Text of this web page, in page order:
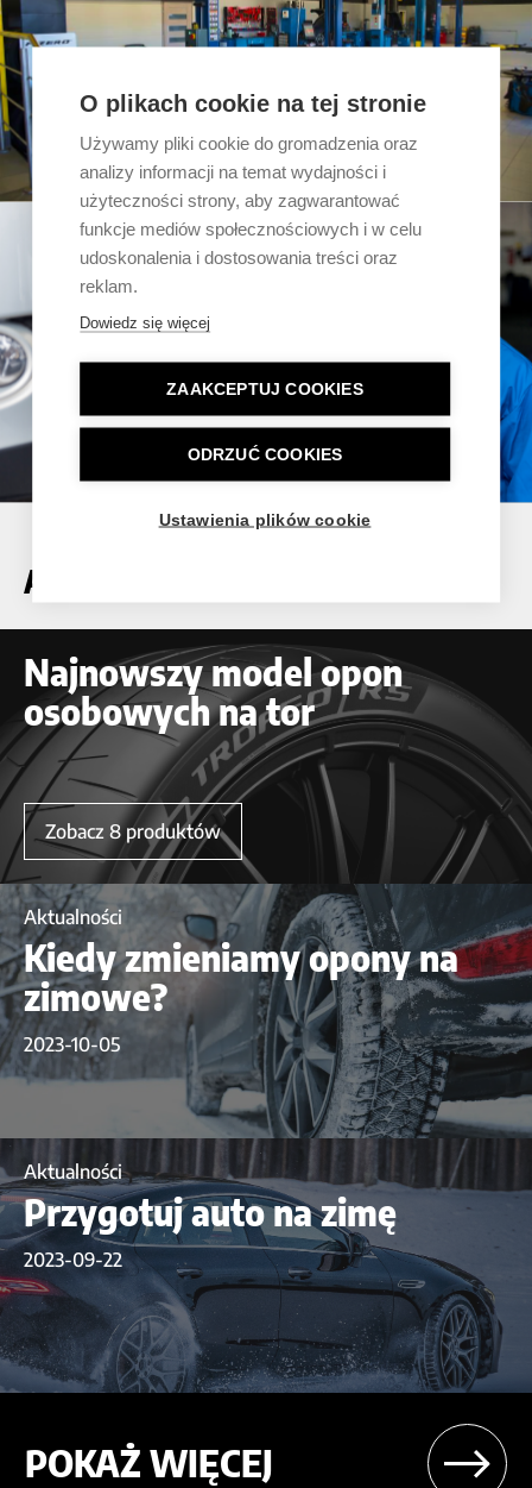
O plikach cookie na tej stronie
Używamy pliki cookie do gromadzenia oraz
analizy informacji na temat wydajności i
użyteczności strony, aby zagwarantować
funkcje mediów społecznościowych i w celu
udoskonalenia i dostosowania treści oraz
reklam.
Dowiedz się więcej
ZAAKCEPTUJ COOKIES
ODRZUĆ COOKIES
Ustawienia plików cookie
AKTUALNOŚCI
Najnowszy model opon
osobowych na tor
Zobacz 8 produktów
Aktualności
Kiedy zmieniamy opony na
zimowe?
2023-10-05
Aktualności
Przygotuj auto na zimę
2023-09-22
POKAŻ WIĘCEJ